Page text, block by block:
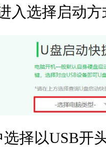
入选择启动
选择以USB开